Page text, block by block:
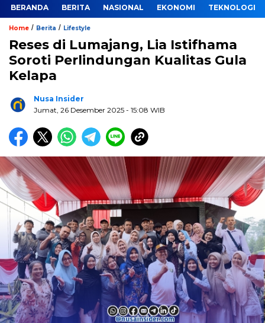
BERANDA BERITA NASIONAL EKONOMI TEKNOLOGI
Home / Berita / Lifestyle
Reses di Lumajang, Lia Istifhama
Soroti Perlindungan Kualitas Gula
Kelapa
Nusa Insider
Jumat, 26 Desember 2025 - 15:08 WIB